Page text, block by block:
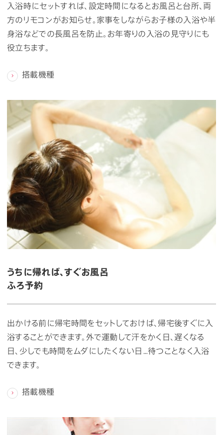
入浴時にセットすれば、設定時間になるとお風呂と台所、両
方のリモコンがお知らせ。家事をしながらお子様の入浴や半
身浴などでの長風呂を防止。お年寄りの入浴の見守りにも
役立ちます。
搭載機種
うちに帰れば、すぐお風呂
ふろ予約
出かける前に帰宅時間をセットしておけば、帰宅後すぐに入
浴することができます。外で運動して汗をかく日、遅くなる
日、少しでも時間をムダにしたくない日…待つことなく入浴
できます。
搭載機種